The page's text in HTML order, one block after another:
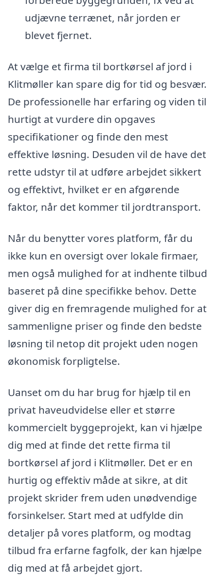
udjævne terrænet, når jorden er
blevet fjernet.
At vælge et firma til bortkørsel af jord i
Klitmøller kan spare dig for tid og besvær.
De professionelle har erfaring og viden til
hurtigt at vurdere din opgaves
specifikationer og finde den mest
effektive løsning. Desuden vil de have det
rette udstyr til at udføre arbejdet sikkert
og effektivt, hvilket er en afgørende
faktor, når det kommer til jordtransport.
Når du benytter vores platform, får du
ikke kun en oversigt over lokale firmaer,
men også mulighed for at indhente tilbud
baseret på dine specifikke behov. Dette
giver dig en fremragende mulighed for at
sammenligne priser og finde den bedste
løsning til netop dit projekt uden nogen
økonomisk forpligtelse.
Uanset om du har brug for hjælp til en
privat haveudvidelse eller et større
kommercielt byggeprojekt, kan vi hjælpe
dig med at finde det rette firma til
bortkørsel af jord i Klitmøller. Det er en
hurtig og effektiv måde at sikre, at dit
projekt skrider frem uden unødvendige
forsinkelser. Start med at udfylde din
detaljer på vores platform, og modtag
tilbud fra erfarne fagfolk, der kan hjælpe
dig med at få arbejdet gjort.